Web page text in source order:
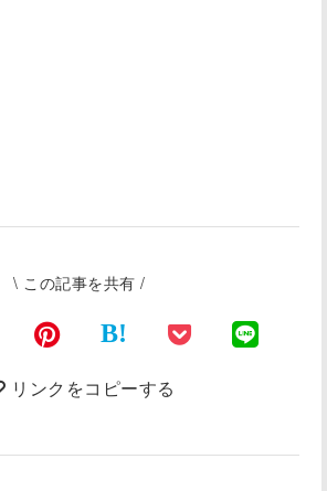
\ この記事を共有 /
B!
リンクをコピーする